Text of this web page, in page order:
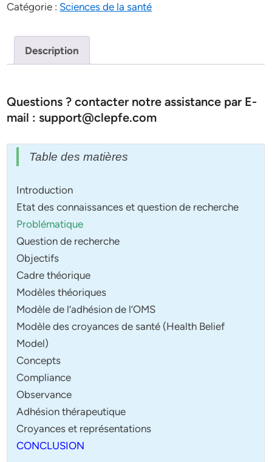
Catégorie : Sciences de la santé
Description
Questions ? contacter notre assistance par E-
mail : support@clepfe.com
Table des matières
Introduction
Etat des connaissances et question de recherche
Problématique
Question de recherche
Objectifs
Cadre théorique
Modèles théoriques
Modèle de l’adhésion de l’OMS
Modèle des croyances de santé (Health Belief
Model)
Concepts
Compliance
Observance
Adhésion thérapeutique
Croyances et représentations
CONCLUSION